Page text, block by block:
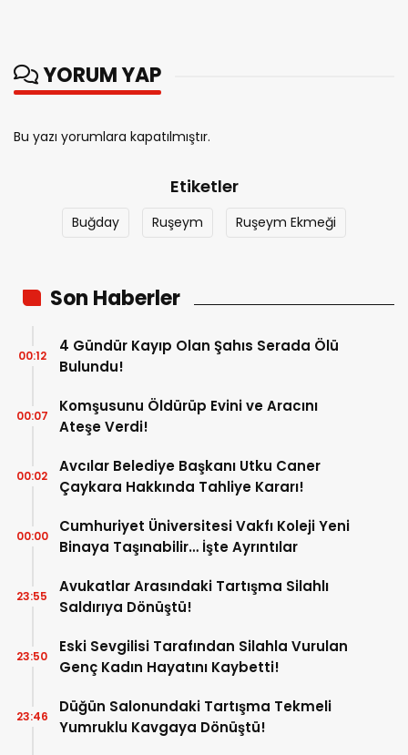
YORUM YAP
Bu yazı yorumlara kapatılmıştır.
Etiketler
Buğday Ruşeym Ruşeym Ekmeği
Son Haberler
4 Gündür Kayıp Olan Şahıs Serada Ölü
Bulundu!
00:12
Komşusunu Öldürüp Evini ve Aracını
Ateşe Verdi!
00:07
Avcılar Belediye Başkanı Utku Caner
Çaykara Hakkında Tahliye Kararı!
00:02
Cumhuriyet Üniversitesi Vakfı Koleji Yeni
Binaya Taşınabilir… İşte Ayrıntılar
00:00
Avukatlar Arasındaki Tartışma Silahlı
Saldırıya Dönüştü!
23:55
Eski Sevgilisi Tarafından Silahla Vurulan
Genç Kadın Hayatını Kaybetti!
23:50
Düğün Salonundaki Tartışma Tekmeli
Yumruklu Kavgaya Dönüştü!
23:46